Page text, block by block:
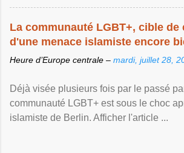
La communauté LGBT+, cible de
d'une menace islamiste encore
Heure d’Europe centrale – mardi, juillet 28,
Déjà visée plusieurs fois par le passé
communauté LGBT+ est sous le choc
islamiste de Berlin. Afficher l'article ...